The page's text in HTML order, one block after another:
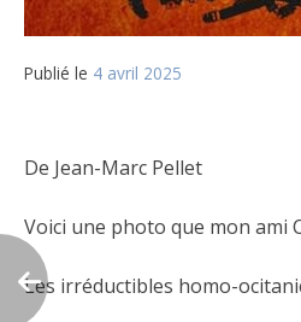
Publié le 4 avril 2025
De Jean-Marc Pellet
Voici une photo que mon ami
Les irréductibles homo-